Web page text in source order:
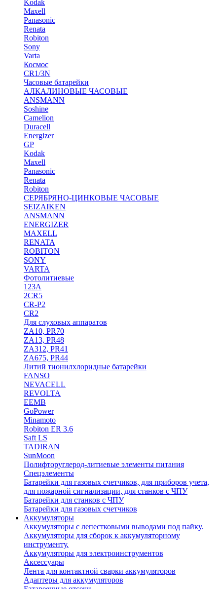
Kodak
Maxell
Panasonic
Renata
Robiton
Sony
Varta
Космос
CR1/3N
Часовые батарейки
АЛКАЛИНОВЫЕ ЧАСОВЫЕ
ANSMANN
Soshine
Camelion
Duracell
Energizer
GP
Kodak
Maxell
Panasonic
Renata
Robiton
СЕРЯБРЯНО-ЦИНКОВЫЕ ЧАСОВЫЕ
SEIZAIKEN
ANSMANN
ENERGIZER
MAXELL
RENATA
ROBITON
SONY
VARTA
Фотолитиевые
123A
2CR5
CR-P2
CR2
Для слуховых аппаратов
ZA10, PR70
ZA13, PR48
ZA312, PR41
ZA675, PR44
Литий тионилхлоридные батарейки
FANSO
NEVACELL
REVOLTA
EEMB
GoPower
Minamoto
Robiton ER 3.6
Saft LS
TADIRAN
SunMoon
Полифторуглерод-литиевые элементы питания
Спецэлементы
Батарейки для газовых счетчиков, для приборов учета,
для пожарной сигнализации, для станков с ЧПУ
Батарейки для станков с ЧПУ
Батарейки для газовых счетчиков
Аккумуляторы
Аккумуляторы с лепестковыми выводами под пайку.
Аккумуляторы для сборок к аккумуляторному
инструменту.
Аккумуляторы для электроинструментов
Аксессуары
Лента для контактной сварки аккумуляторов
Адаптеры для аккумуляторов